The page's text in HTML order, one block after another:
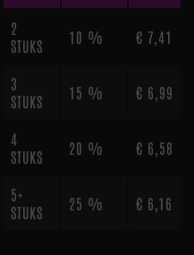
2
STUKS
10 % € 7,41
3
STUKS
15 % € 6,99
4
STUKS
20 % € 6,58
5+
STUKS
25 % € 6,16